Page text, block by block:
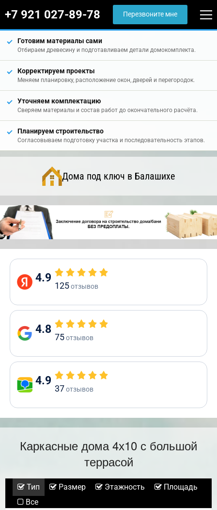
+7 921 027-89-78 Перезвоните мне
Готовим материалы сами
Отбираем древесину и подготавливаем детали домокомплекта.
Корректируем проекты
Меняем планировку, расположение окон, дверей и перегородок.
Уточняем комплектацию
Сверяем материалы и состав работ до окончательного расчёта.
Планируем строительство
Согласовываем подготовку участка и последовательность этапов.
Дома под ключ в Балашихе
4.9
125отзывов
4.8
75отзывов
4.9
37отзывов
Каркасные дома 4х10 с большой
террасой
Тип Размер Этажность
Площадь
Все